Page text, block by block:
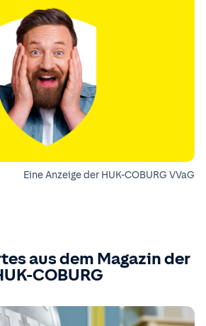
Eine Anzeige der HUK-COBURG VVaG
aus dem Magazin der
COBURG